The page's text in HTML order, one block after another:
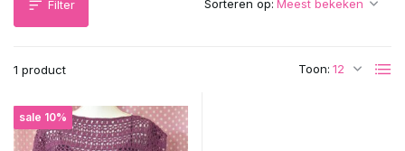
Filter
1 product Toon:
Sorteren op:
sale 10%